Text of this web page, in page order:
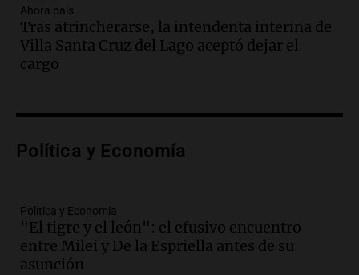
Panorama Federal
Episodios
Audio.Descuentos de hasta 700.000
pesos en salarios docentes en Jujuy
Audio.Docentes de Jujuy denuncian
Panorama Federal
Episodios
Audio. Siniestro vial en Salta: una mujer
fallece tras perder el control de su
Ahora país
Tras atrincherarse, la intendenta interina de
Villa Santa Cruz del Lago aceptó dejar el
cargo
Política y Economía
Política y Economía
"El tigre y el león": el efusivo encuentro
entre Milei y De la Espriella antes de su
asunción